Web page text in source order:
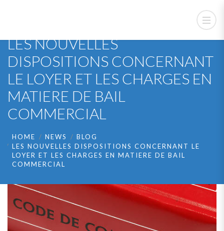
LES NOUVELLES
DISPOSITIONS CONCERNANT
LE LOYER ET LES CHARGES EN
MATIERE DE BAIL
COMMERCIAL
HOME NEWS
BLOG
LES NOUVELLES DISPOSITIONS CONCERNANT LE
LOYER ET LES CHARGES EN MATIERE DE BAIL
COMMERCIAL